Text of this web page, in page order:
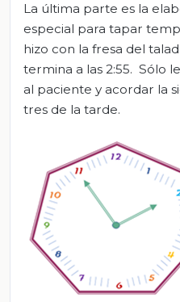
La última parte es la
especial para tapar
hizo con la fresa del
termina a las 2:55. Sólo
al paciente y acordar la
tres de la tarde.